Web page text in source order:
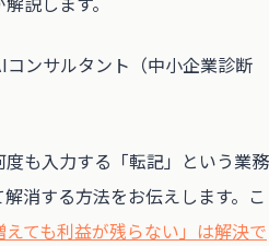
説します。
ンサルタント（中小企業診断
も入力する「転記」という業務
消する方法をお伝えします。こ
えても利益が残らない」は解決で